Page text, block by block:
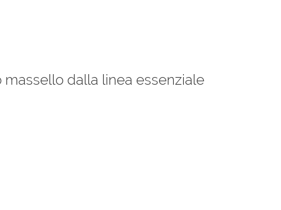
dalla linea essenziale